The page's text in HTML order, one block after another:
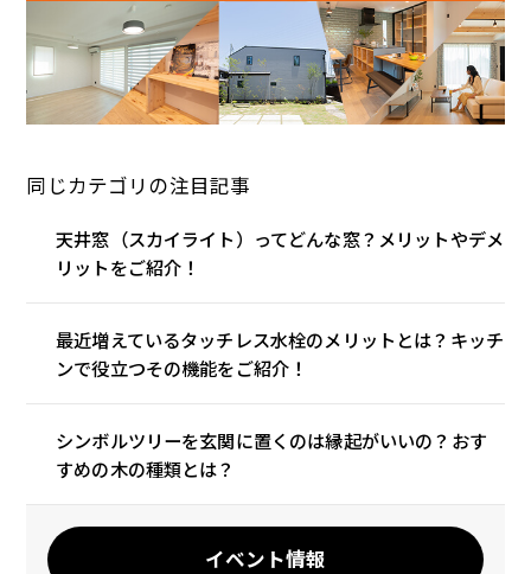
同じカテゴリの注目記事
天井窓（スカイライト）ってどんな窓？メリットやデメ
リットをご紹介！
最近増えているタッチレス水栓のメリットとは？キッチ
ンで役立つその機能をご紹介！
シンボルツリーを玄関に置くのは縁起がいいの？おす
すめの木の種類とは？
イベント情報